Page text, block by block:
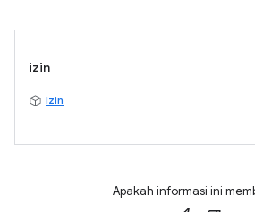
izin
Izin
Apakah informasi ini